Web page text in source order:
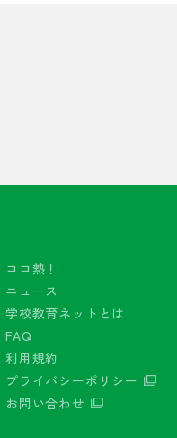
ココ熱！
ニュース
学校教育ネットとは
FAQ
利用規約
プライバシーポリシー
お問い合わせ